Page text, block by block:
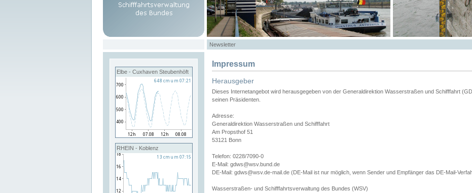
Newsletter
Elbe - Cuxhaven Steubenhöft
RHEIN - Koblenz
Impressum
Herausgeber
Dieses Internetangebot wird herausgegeben von der Generaldirektion Wasserstraßen und Schifffahrt
seinen Präsidenten.
Adresse:
Generaldirektion Wasserstraßen und Schifffahrt
Am Propsthof 51
53121 Bonn
Telefon: 0228/7090-0
E-Mail: gdws@wsv.bund.de
DE-Mail: gdws@wsv.de-mail.de (DE-Mail ist nur möglich, wenn Sender und Empfänger das DE-Mail-
Wasserstraßen- und Schifffahrtsverwaltung des Bundes (WSV)